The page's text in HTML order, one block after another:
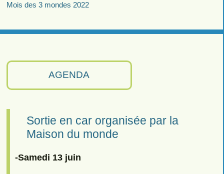
AGENDA
Sortie en car organisée par la
Maison du monde
-Samedi 13 juin
Mois des 3 mondes 2022